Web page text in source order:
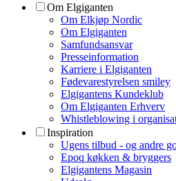
Om Elgiganten
Om Elkjøp Nordic
Om Elgiganten
Samfundsansvar
Presseinformation
Karriere i Elgiganten
Fødevarestyrelsen smiley
Elgigantens Kundeklub
Om Elgiganten Erhverv
Whistleblowing i
Inspiration
Ugens tilbud - og andre
Epoq køkken & bryggers
Elgigantens Magasin